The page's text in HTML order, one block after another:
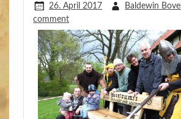
26. April 2017 Baldewin Bovel
comment